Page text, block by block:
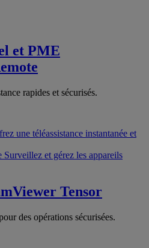
et PME
rapides et sécurisés.
une téléassistance instantanée et
Surveillez et gérez les appareils
Tensor
des opérations sécurisées.